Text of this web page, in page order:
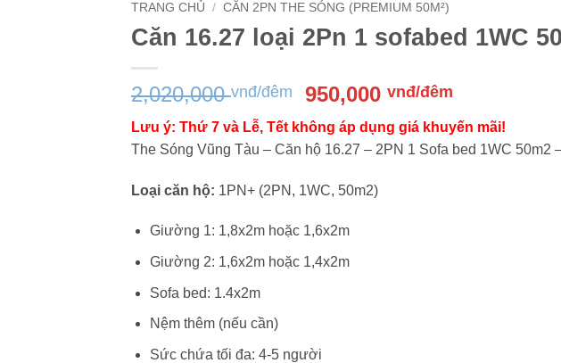
TRANG CHỦ / CĂN 2PN THE SÓNG (PREMIUM 50M²)
Căn 16.27 loại 2Pn 1 sofabed 1WC
2,020,000vnđ/đêm
Giá
gốc
là:
2,020,000 vnđ/
đêm.
950,000vnđ/đêm
hiện
tại
là:
Lưu ý: Thứ 7 và Lễ, Tết không áp dụng giá khuyến mãi!
The Sóng Vũng Tàu – Căn hộ 16.27 – 2PN 1 Sofa bed 1WC 50m2
Loại căn hộ: 1PN+ (2PN, 1WC, 50m2)
Giường 1: 1,8x2m hoặc 1,6x2m
Giường 2: 1,6x2m hoặc 1,4x2m
Sofa bed: 1.4x2m
Nệm thêm (nếu cần)
Sức chứa tối đa: 4-5 người